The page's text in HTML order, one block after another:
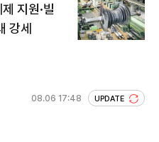
지원·빌
강세
08.06 17:48 UPDATE